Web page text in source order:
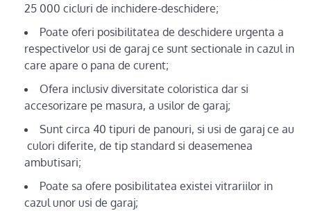
25 000 cicluri de inchidere-deschidere;
Poate oferi posibilitatea de deschidere urgenta a
respectivelor usi de garaj ce sunt sectionale in cazul in
care apare o pana de curent;
Ofera inclusiv diversitate coloristica dar si
accesorizare pe masura, a usilor de garaj;
Sunt circa 40 tipuri de panouri, si usi de garaj ce au
culori diferite, de tip standard si deasemenea
ambutisari;
Poate sa ofere posibilitatea existei vitrariilor in
cazul unor usi de garaj;